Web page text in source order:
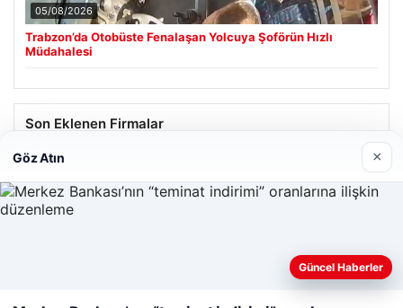
05/08/2026
Trabzon’da Otobüste Fenalaşan Yolcuya Şoförün Hızlı
Müdahalesi
Son Eklenen Firmalar
Web sitemizi nasıl kullandığınızı daha iyi anlayabilmek,
Göz Atın ×
Güncel Haberler